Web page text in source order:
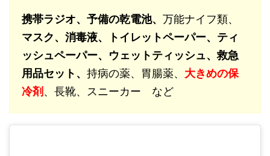
携帯ラジオ、予備の乾電池、 万能ナイフ類、
マスク、消毒液、トイレットペーパー、ティ
ッシュペーパー、ウェットティッシュ、救急
用品セット、 持病の薬、胃腸薬、 大きめの保
冷剤 、長靴、スニーカー など